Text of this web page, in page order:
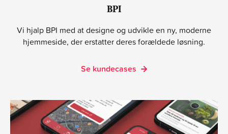
BPI
Vi hjalp BPI med at designe og udvikle en ny, moderne
hjemmeside, der erstatter deres forældede løsning.
Se kundecases